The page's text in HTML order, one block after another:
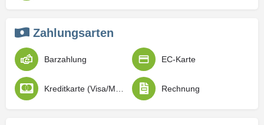
Zahlungsarten
Barzahlung EC-Karte
Rechnung